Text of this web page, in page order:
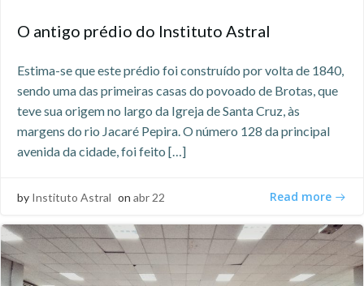
O antigo prédio do Instituto Astral
Estima-se que este prédio ​foi construído por volta de 1840,
sendo uma das primeiras casas do povoado de Brotas, que
teve sua origem no largo da Igreja de Santa Cruz, às
margens do rio Jacaré Pepira. O número 128 da principal
avenida da cidade, foi feito […]
by Instituto Astral on abr 22 Read more